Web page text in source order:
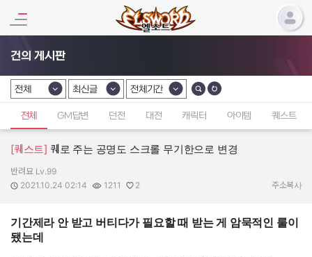
건의 게시판
카테고리 선택
전체
카테고리 선택
최신글
카테고리 선택
전체기간
전체 GM답변 던전 대전 캐릭터 아이템 퀘스트
[퀘스트] 퀘로 주는 공명도 스크롤 무기한으로 변경
작성자:
반려묘 Lv.99
작성일:
2021.10.24 02:14
조회수:
1211
추천수:
2 주소복사
기간제라 안 받고 버티다가 필요할 때 받는 게 암묵적인 룰이
됐는데